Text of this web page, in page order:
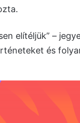
elítéljük” –
és